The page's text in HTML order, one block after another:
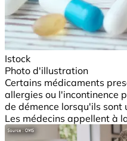
Istock
Photo d'illustration
Certains médicaments
allergies ou l'incontinence
de démence lorsqu'ils sont
Les médecins appellent à